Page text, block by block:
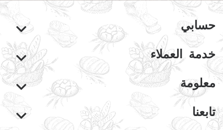
حسابي
خدمة العملاء
معلومة
تابعنا